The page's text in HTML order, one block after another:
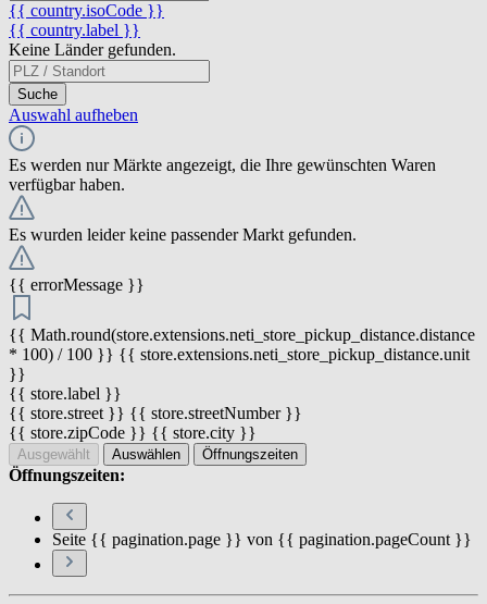
{{ country.isoCode }}
{{ country.label }}
Keine Länder gefunden.
Suche
Auswahl aufheben
Es werden nur Märkte angezeigt, die Ihre gewünschten Waren
verfügbar haben.
Es wurden leider keine passender Markt gefunden.
{{ errorMessage }}
{{ Math.round(store.extensions.neti_store_pickup_distance.distance
* 100) / 100 }} {{ store.extensions.neti_store_pickup_distance.unit
}}
{{ store.label }}
{{ store.street }} {{ store.streetNumber }}
{{ store.zipCode }} {{ store.city }}
Ausgewählt Auswählen Öffnungszeiten
Öffnungszeiten:
Seite {{ pagination.page }} von {{ pagination.pageCount }}